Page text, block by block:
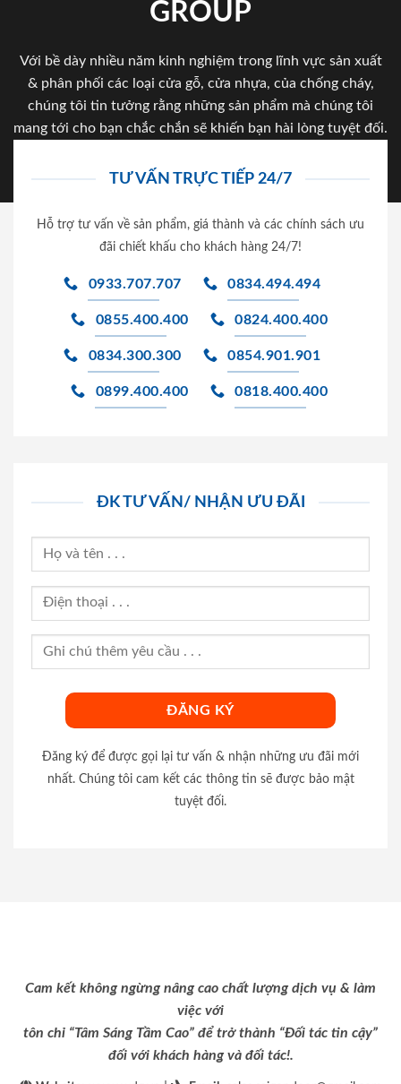
GROUP
Với bề dày nhiều năm kinh nghiệm trong lĩnh vực sản xuất
& phân phối các loại cửa gỗ, cửa nhựa, của chống cháy,
chúng tôi tin tưởng rằng những sản phẩm mà chúng tôi
mang tới cho bạn chắc chắn sẽ khiến bạn hài lòng tuyệt đối.
TƯ VẤN TRỰC TIẾP 24/7
Hỗ trợ tư vấn về sản phẩm, giá thành và các chính sách ưu
đãi chiết khấu cho khách hàng 24/7!
0933.707.707 0834.494.494
0855.400.400 0824.400.400
0834.300.300 0854.901.901
0899.400.400 0818.400.400
ĐK TƯ VẤN/ NHẬN ƯU ĐÃI
Đăng ký để được gọi lại tư vấn & nhận những ưu đãi mới
nhất. Chúng tôi cam kết các thông tin sẽ được bảo mật
tuyệt đối.
Cam kết không ngừng nâng cao chất lượng dịch vụ & làm
việc với
tôn chỉ “Tâm Sáng Tầm Cao” để trở thành “Đối tác tin cậy”
đối với khách hàng và đối tác!.